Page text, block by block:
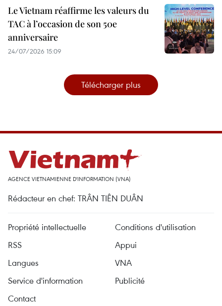
Le Vietnam réaffirme les valeurs du
TAC à l’occasion de son 50e
anniversaire
24/07/2026 15:09
Télécharger plus
AGENCE VIETNAMIENNE D'INFORMATION (VNA)
Rédacteur en chef: TRÂN TIÊN DUÂN
Propriété intellectuelle
Conditions d'utilisation
RSS
Appui
Langues
VNA
Service d'information
Publicité
Contact